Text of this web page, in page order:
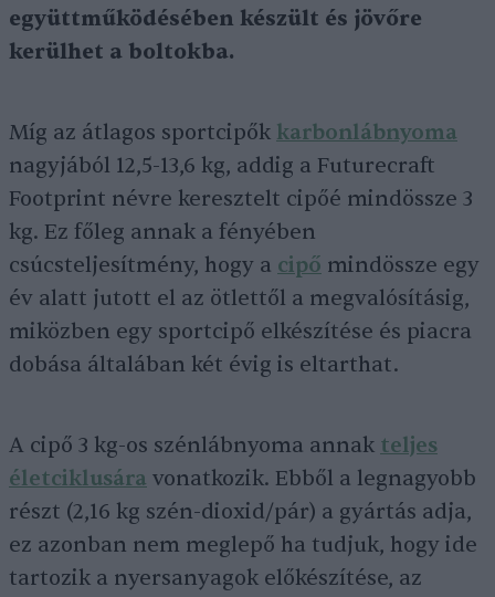
együttműködésében készült és jövőre
kerülhet a boltokba.
Míg az átlagos sportcipők karbonlábnyoma
nagyjából 12,5-13,6 kg, addig a Futurecraft
Footprint névre keresztelt cipőé mindössze 3
kg. Ez főleg annak a fényében
csúcsteljesítmény, hogy a cipő mindössze egy
év alatt jutott el az ötlettől a megvalósításig,
miközben egy sportcipő elkészítése és piacra
dobása általában két évig is eltarthat.
A cipő 3 kg-os szénlábnyoma annak teljes
életciklusára vonatkozik. Ebből a legnagyobb
részt (2,16 kg szén-dioxid/pár) a gyártás adja,
ez azonban nem meglepő ha tudjuk, hogy ide
tartozik a nyersanyagok előkészítése, az